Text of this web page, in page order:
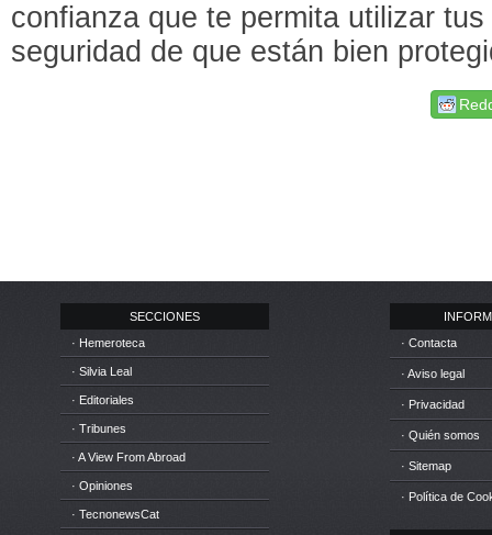
confianza que te permita utilizar
seguridad de que están bien
SECCIONES
· Hemeroteca
· Silvia Leal
· Editoriales
· Tribunes
· A View From Abroad
· Opiniones
· TecnonewsCat
· Contacta
· Aviso legal
· Privacidad
· Quién somos
· Sitemap
· Política de